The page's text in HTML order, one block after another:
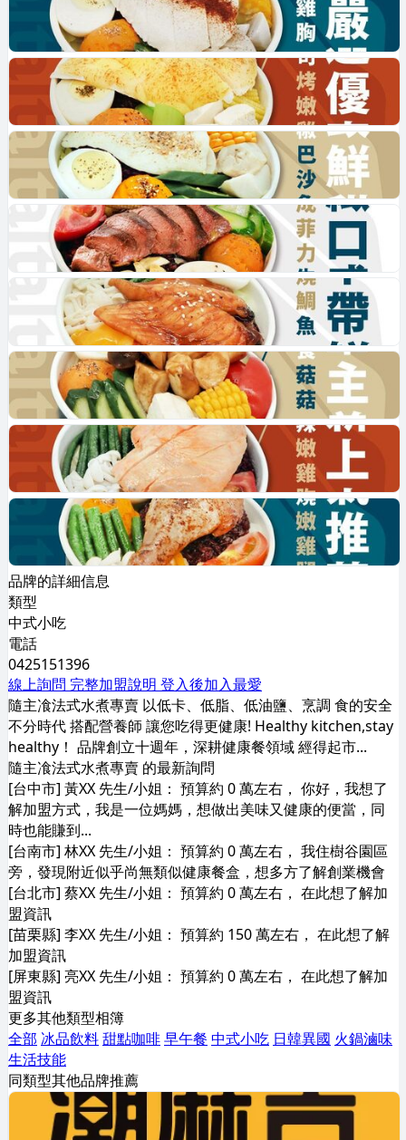
品牌的詳細信息
類型
中式小吃
電話
0425151396
線上詢問 完整加盟說明 登入後加入最愛
隨主飡法式水煮專賣 以低卡、低脂、低油鹽、烹調 食的安全
不分時代 搭配營養師 讓您吃得更健康! Healthy kitchen,stay
healthy！ 品牌創立十週年，深耕健康餐領域 經得起市...
隨主飡法式水煮專賣 的最新詢問
[台中市] 黃XX 先生/小姐： 預算約 0 萬左右， 你好，我想了
解加盟方式，我是一位媽媽，想做出美味又健康的便當，同
時也能賺到...
[台南市] 林XX 先生/小姐： 預算約 0 萬左右， 我住樹谷園區
旁，發現附近似乎尚無類似健康餐盒，想多方了解創業機會
[台北市] 蔡XX 先生/小姐： 預算約 0 萬左右， 在此想了解加
盟資訊
[苗栗縣] 李XX 先生/小姐： 預算約 150 萬左右， 在此想了解
加盟資訊
[屏東縣] 亮XX 先生/小姐： 預算約 0 萬左右， 在此想了解加
盟資訊
更多其他類型相簿
全部 冰品飲料甜點咖啡早午餐 中式小吃 日韓異國 火鍋滷味
生活技能
同類型其他品牌推薦